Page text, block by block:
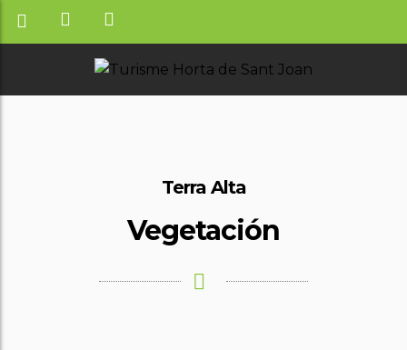
Terra Alta
Vegetación